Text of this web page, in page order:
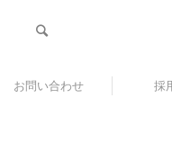
お問い合わせ 採